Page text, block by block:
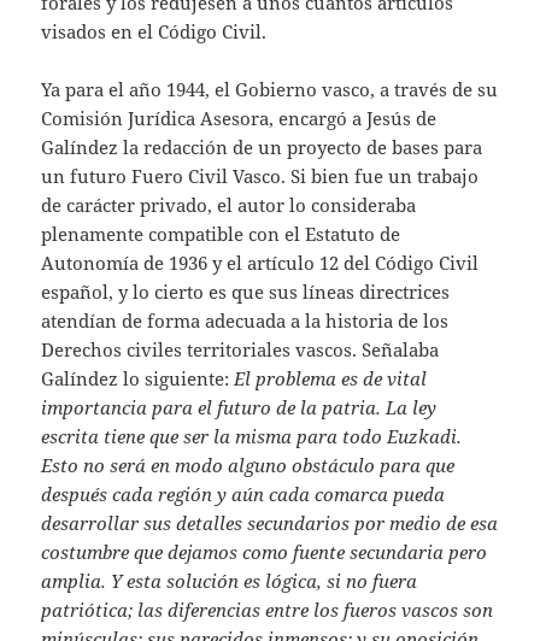
visados en el Código Civil.
Ya para el año 1944, el Gobierno vasco, a través de su
Comisión Jurídica Asesora, encargó a Jesús de
Galíndez la redacción de un proyecto de bases para
un futuro Fuero Civil Vasco. Si bien fue un trabajo
de carácter privado, el autor lo consideraba
plenamente compatible con el Estatuto de
Autonomía de 1936 y el artículo 12 del Código Civil
español, y lo cierto es que sus líneas directrices
atendían de forma adecuada a la historia de los
Derechos civiles territoriales vascos. Señalaba
Galíndez lo siguiente: El problema es de vital
importancia para el futuro de la patria. La ley
escrita tiene que ser la misma para todo Euzkadi.
Esto no será en modo alguno obstáculo para que
después cada región y aún cada comarca pueda
desarrollar sus detalles secundarios por medio de esa
costumbre que dejamos como fuente secundaria pero
amplia. Y esta solución es lógica, si no fuera
patriótica; las diferencias entre los fueros vascos son